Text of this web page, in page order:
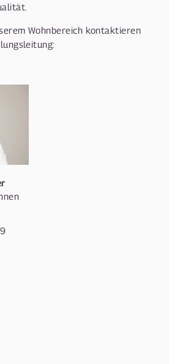
Wohnbereich kontaktieren